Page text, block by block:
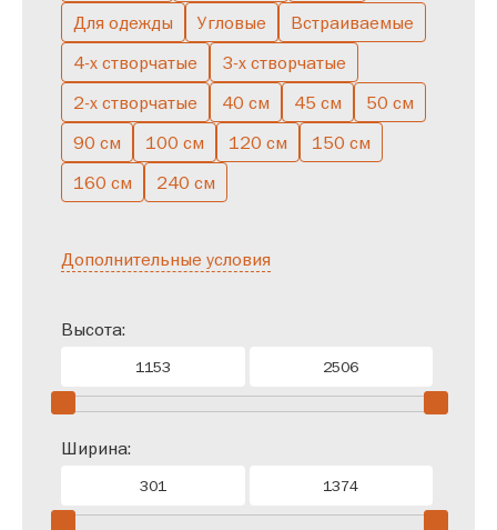
Для одежды
Угловые
Встраиваемые
4-х створчатые
3-х створчатые
2-х створчатые
40 см 45 см
50 см
90 см
100 см 120 см
150 см
160 см
240 см
Дополнительные условия
Высота:
Ширина: